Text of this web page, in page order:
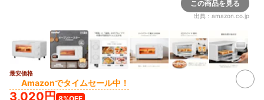
この商品を見る
出典： amazon.co.jp
最安価格
Amazonでタイムセール中！
3,020円